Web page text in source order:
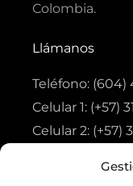
Colombia.
Llámanos
Teléfono: (604)
Celular 1: (+57)
Celular 2: (+57)